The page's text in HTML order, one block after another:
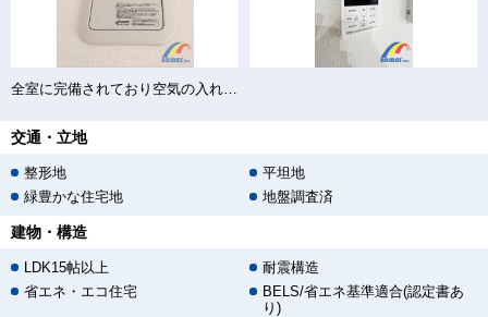
全室に完備されており空気の入れ替えもバッチリ♪
交通・立地
整形地
平坦地
緑豊かな住宅地
地盤調査済
建物・構造
LDK15帖以上
耐震構造
省エネ・エコ住宅
BELS/省エネ基準適合(認定書あ
り)